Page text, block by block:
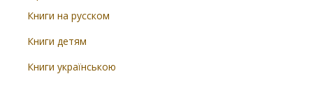
Книги на русском
Книги детям
Книги українською